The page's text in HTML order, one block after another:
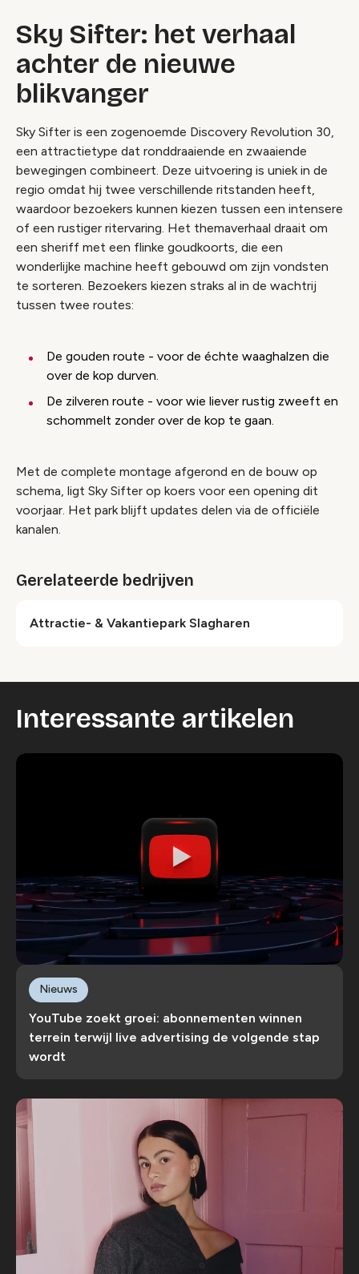
Sky Sifter: het verhaal
achter de nieuwe
blikvanger
Sky Sifter is een zogenoemde Discovery Revolution 30,
een attractietype dat ronddraaiende en zwaaiende
bewegingen combineert. Deze uitvoering is uniek in de
regio omdat hij twee verschillende ritstanden heeft,
waardoor bezoekers kunnen kiezen tussen een intensere
of een rustiger ritervaring. Het themaverhaal draait om
een sheriff met een flinke goudkoorts, die een
wonderlijke machine heeft gebouwd om zijn vondsten
te sorteren. Bezoekers kiezen straks al in de wachtrij
tussen twee routes:
De gouden route - voor de échte waaghalzen die
over de kop durven.
De zilveren route - voor wie liever rustig zweeft en
schommelt zonder over de kop te gaan.
Met de complete montage afgerond en de bouw op
schema, ligt Sky Sifter op koers voor een opening dit
voorjaar. Het park blijft updates delen via de officiële
kanalen.
Gerelateerde bedrijven
Attractie- & Vakantiepark Slagharen
Interessante artikelen
YouTube zoekt groei: abonnementen winnen
terrein terwijl live advertising de volgende stap
wordt
Nieuws